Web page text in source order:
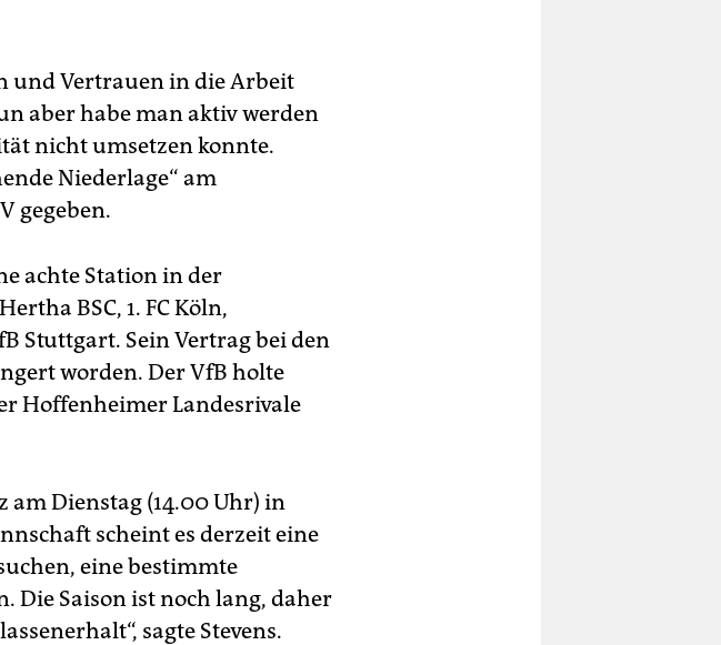
und Vertrauen in die Arbeit
aber habe man aktiv werden
nicht umsetzen konnte.
Niederlage“ am
gegeben.
achte Station in der
BSC, 1. FC Köln,
Stuttgart. Sein Vertrag bei den
worden. Der VfB holte
Hoffenheimer Landesrivale
am Dienstag (14.00 Uhr) in
scheint es derzeit eine
eine bestimmte
Die Saison ist noch lang, daher
sagte Stevens.